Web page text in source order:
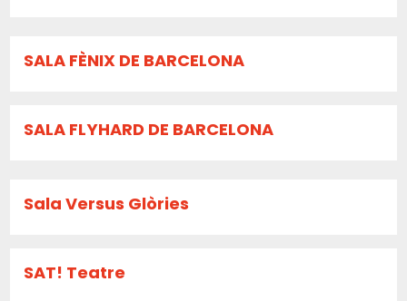
SALA FÈNIX DE BARCELONA
SALA FLYHARD DE BARCELONA
Sala Versus Glòries
SAT! Teatre